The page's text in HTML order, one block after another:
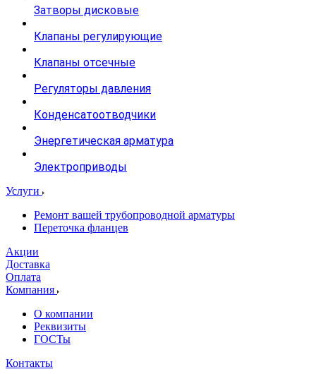
Затворы дисковые
Клапаны регулирующие
Клапаны отсечные
Регуляторы давления
Конденсатоотводчики
Энергетическая арматура
Электроприводы
Услуги
Ремонт вашей трубопроводной арматуры
Переточка фланцев
Акции
Доставка
Оплата
Компания
О компании
Реквизиты
ГОСТы
Контакты